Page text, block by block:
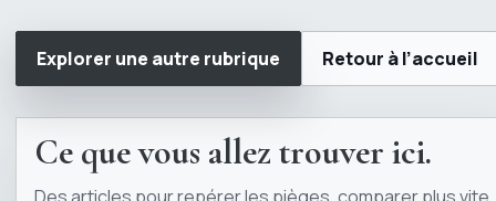
Explorer une autre rubrique Retour à l’accueil
Ce que vous allez trouver ici.